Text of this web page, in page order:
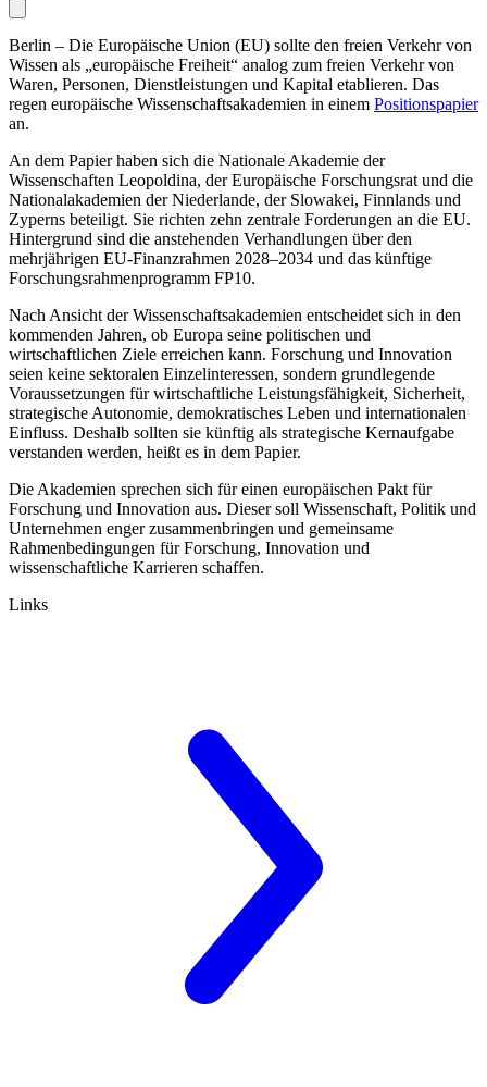
Berlin – Die Europäische Union (EU) sollte den freien Verkehr von
Wissen als „europäische Freiheit“ analog zum freien Verkehr von
Waren, Personen, Dienstleistungen und Kapital etablieren. Das
regen europäische Wissenschaftsakademien in einem Positionspapier
an.
An dem Papier haben sich die Nationale Akademie der
Wissenschaften Leopoldina, der Europäische Forschungsrat und die
Nationalakademien der Niederlande, der Slowakei, Finnlands und
Zyperns beteiligt. Sie richten zehn zentrale Forderungen an die EU.
Hintergrund sind die anstehenden Verhandlungen über den
mehrjährigen EU-Finanzrahmen 2028–2034 und das künftige
Forschungsrahmenprogramm FP10.
Nach Ansicht der Wissenschaftsakademien entscheidet sich in den
kommenden Jahren, ob Europa seine politischen und
wirtschaftlichen Ziele erreichen kann. Forschung und Innovation
seien keine sektoralen Einzelinteressen, sondern grundlegende
Voraussetzungen für wirtschaftliche Leistungsfähigkeit, Sicherheit,
strategische Autonomie, demokratisches Leben und internationalen
Einfluss. Deshalb sollten sie künftig als strategische Kernaufgabe
verstanden werden, heißt es in dem Papier.
Die Akademien sprechen sich für einen europäischen Pakt für
Forschung und Innovation aus. Dieser soll Wissenschaft, Politik und
Unternehmen enger zusammenbringen und gemeinsame
Rahmenbedingungen für Forschung, Innovation und
wissenschaftliche Karrieren schaffen.
Links